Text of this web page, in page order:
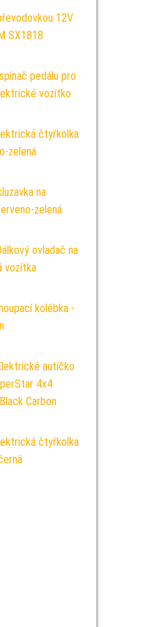
12V
SX1818
pedálu pro
vozítko
čtyřkolka
zelená
na
zelená
ovladač na
vozítka
kolébka -
autíčko
4x4
Carbon
čtyřkolka